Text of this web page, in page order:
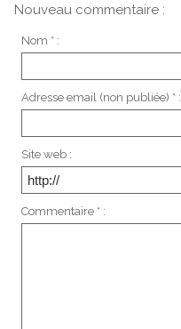
Nouveau commentaire :
Nom * :
Adresse email (non publiée) * :
Site web :
Commentaire * :